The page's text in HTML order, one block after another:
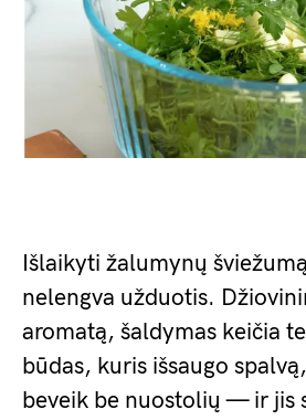
Išlaikyti žalumynų
nelengva užduotis.
aromatą, šaldymas keičia
būdas, kuris išsaugo
beveik be nuostolių — ir jis